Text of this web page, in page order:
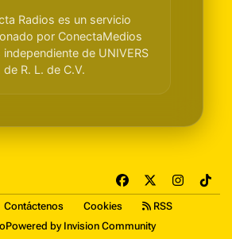
Radios es un servicio
por ConectaMedios
independiente de UNIVERS
de R. L. de C.V.
a
c
e
n
s
i
Contáctenos Cookies
RSS
Powered by Invision Community